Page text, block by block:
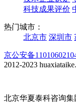
科技成果评价
热门城市：
北京市 深圳市
京公安备
2012-2023
北京华夏泰科咨询